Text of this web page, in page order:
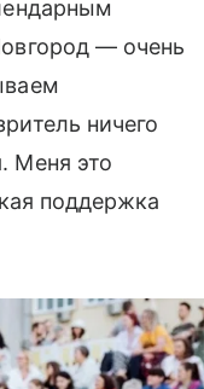
— очень
ничего
Меня это
поддержка